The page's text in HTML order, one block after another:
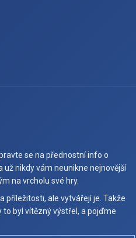
se na přednostní info o
už nikdy vám neunikne nejnovější
na vrcholu své hry.
příležitosti, ale vytvářejí je. Takže
to byl vítězný výstřel, a pojďme